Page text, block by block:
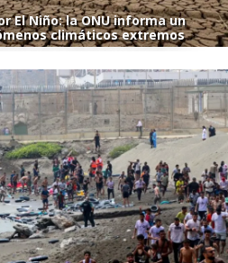
El Niño: la ONU informa un
climáticos extremos